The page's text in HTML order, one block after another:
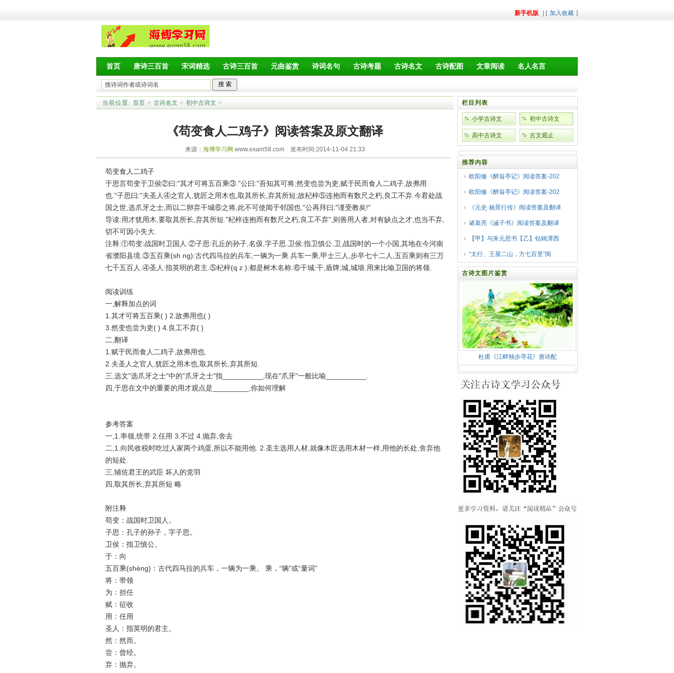
新手机版 | [ 加入收藏 ]
首页 唐诗三百首 宋词精选 古诗三百首 元曲鉴赏 诗词名句 古诗考题 古诗名文 古诗配图 文章阅读 名人名言
当前位置: 首页 > 古诗名文 > 初中古诗文 >
《苟变食人二鸡子》阅读答案及原文翻译
来源： 海博学习网 www.exam58.com 发布时间:2014-11-04 21:33
苟变食人二鸡子
于思言苟变于卫侯②曰:"其才可将五百乘③."公曰:"吾知其可将;然变也尝为吏,赋于民而食人二鸡子,故弗用
也."子思曰:"夫圣人④之官人,犹匠之用木也,取其所长,弃其所短;故杞梓⑤连抱而有数尺之朽,良工不弃.今君处战
国之世,选爪牙之士,而以二卵弃干城⑥之将,此不可使闻于邻国也."公再拜曰:"谨受教矣!"
导读:用才犹用木,要取其所长,弃其所短."杞梓连抱而有数尺之朽,良工不弃",则善用人者,对有缺点之才,也当不弃,
切不可因小失大.
注释:①苟变:战国时卫国人.②子思:孔丘的孙子,名伋,字子思.卫侯:指卫慎公.卫,战国时的一个小国,其地在今河南
省濮阳县境.③五百乘(sh ng):古代四马拉的兵车,一辆为一乘.兵车一乘,甲士三人,步卒七十二人,五百乘则有三万
七千五百人.④圣人:指英明的君主.⑤杞梓(q z ):都是树木名称.⑥干城:干,盾牌;城,城墙.用来比喻卫国的将领.
阅读训练
一,解释加点的词
1.其才可将五百乘( ) 2.故弗用也( )
3.然变也尝为吏( ) 4.良工不弃( )
二,翻译
1.赋于民而食人二鸡子,故弗用也.
2.夫圣人之官人,犹匠之用木也,取其所长,弃其所短.
三,选文"选爪牙之士"中的"爪牙之士"指__________,现在"爪牙"一般比喻__________.
四,于思在文中的重要的用才观点是_________,你如何理解
参考答案
一,1.率领,统带 2.任用 3.不过 4.抛弃,舍去
二,1.向民收税时吃过人家两个鸡蛋,所以不能用他. 2.圣主选用人材,就像木匠选用木材一样,用他的长处,舍弃他
的短处.
三,辅佐君王的武臣 坏人的党羽
四,取其所长,弃其所短 略
附注释
苟变：战国时卫国人。
子思：孔子的孙子，字子思。
卫侯：指卫慎公。
于：向
五百乘(shèng)：古代四马拉的兵车，一辆为一乘。 乘，“辆”或“量词”
将：带领
为：担任
赋：征收
用：任用
圣人：指英明的君主。
然：然而。
尝：曾经。
弃：抛弃。
栏目列表
小学古诗文 初中古诗文
高中古诗文 古文观止
推荐内容
欧阳修《醉翁亭记》阅读答案-202
欧阳修《醉翁亭记》阅读答案-202
《元史·杨景行传》阅读答案及翻译
诸葛亮《诫子书》阅读答案及翻译
【甲】与朱元思书【乙】钴鉧潭西
“太行、王屋二山，方七百里”阅
古诗文图片鉴赏
杜甫《江畔独步寻花》唐诗配